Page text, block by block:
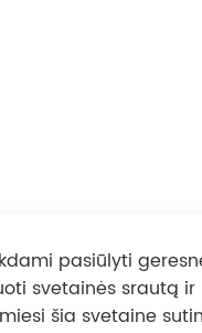
pasiūlyti
svetainės srautą ir
šia svetaine